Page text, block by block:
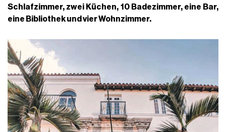
Schlafzimmer, zwei Küchen, 10 Badezimmer, eine Bar,
eine Bibliothek und vier Wohnzimmer.